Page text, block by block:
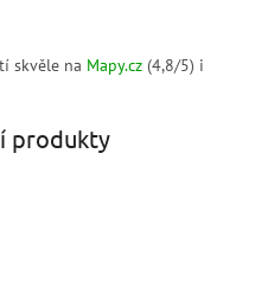
skvěle na Mapy.cz (4,8/5) i
produkty